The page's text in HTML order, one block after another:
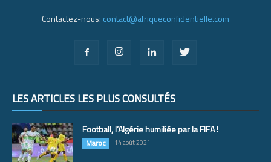
Contactez-nous: contact@afriqueconfidentielle.com
LES ARTICLES LES PLUS CONSULTÉS
Football, l’Algérie humiliée par la FIFA !
Maroc 14 août 2021